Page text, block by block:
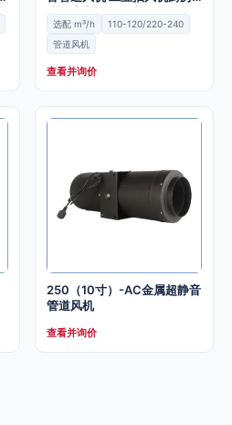
排风扇家用换气扇
选配 m³/h
110-120/220-240
管道风机
查看并询价
250（10寸）-AC金属超静音
管道风机
查看并询价